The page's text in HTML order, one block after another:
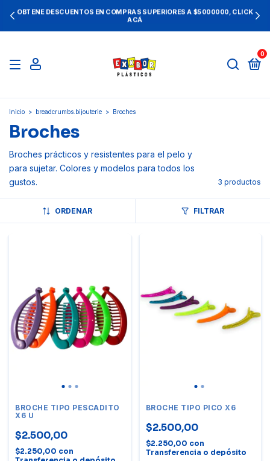
OBTENE DESCUENTOS EN COMPRAS SUPERIORES A $5000000, CLICK
ACÁ
0
Inicio > breadcrumbs.bijouterie > Broches
Broches
Broches prácticos y resistentes para el pelo y
para sujetar. Colores y modelos para todos los
gustos.
3 productos
ORDENAR FILTRAR
BROCHE TIPO PESCADITO
X6 U
$2.500,00
$2.250,00 con
BROCHE TIPO PICO X6
$2.500,00
$2.250,00 con
Transferencia o depósito